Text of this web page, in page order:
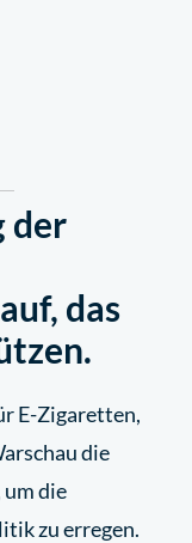
der
das
E-Zigaretten,
die
um die
zu erregen.